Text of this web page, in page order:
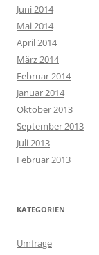
Juni 2014
Mai 2014
April 2014
März 2014
Februar 2014
Januar 2014
Oktober 2013
September 2013
Juli 2013
Februar 2013
KATEGORIEN
Umfrage